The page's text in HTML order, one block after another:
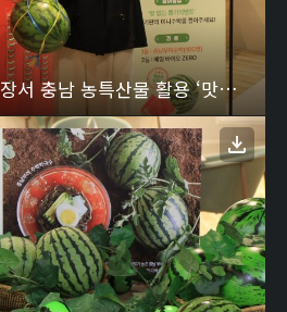
[CJ프레시웨이] 급식장서 충남 농특산물 활용 ‘맛남상생’ 프로젝트 전개…첫 메뉴는 ‘부여 수박막국수’ 3